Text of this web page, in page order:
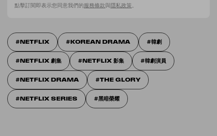
點擊訂閱即表示您同意我們的服務條款與隱私政策
NETFLIX KOREAN DRAMA 韓劇
NETFLIX 劇集 NETFLIX 影集 韓劇演員
NETFLIX DRAMA THE GLORY
NETFLIX SERIES 黑暗榮耀